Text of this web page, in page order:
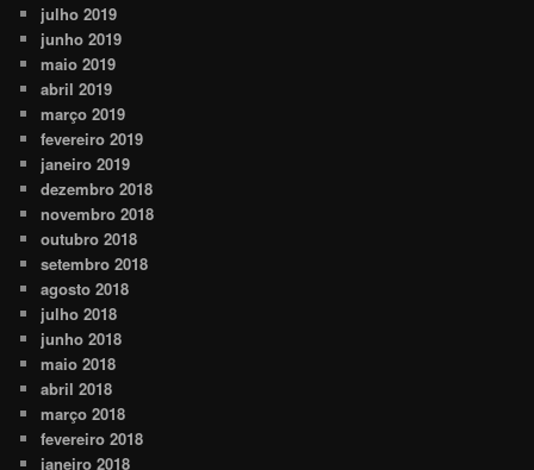
julho 2019
junho 2019
maio 2019
abril 2019
março 2019
fevereiro 2019
janeiro 2019
dezembro 2018
novembro 2018
outubro 2018
setembro 2018
agosto 2018
julho 2018
junho 2018
maio 2018
abril 2018
março 2018
fevereiro 2018
janeiro 2018